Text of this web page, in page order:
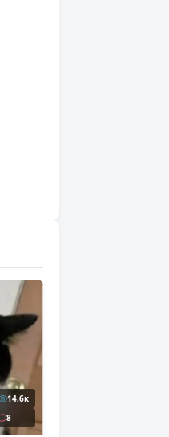
14,6к
8